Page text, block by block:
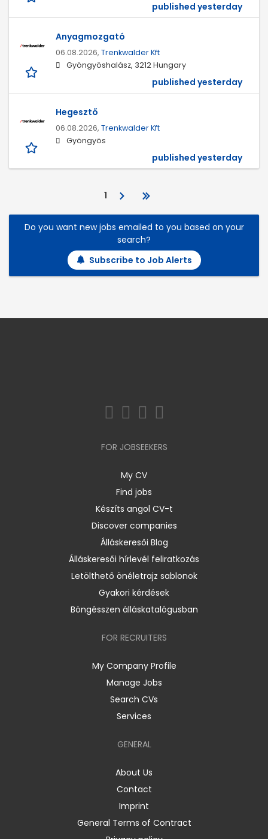
published yesterday
Anyagmozgató
06.08.2026, Trenkwalder Kft
Gyöngyöshalász, 3212 Hungary
published yesterday
Hegesztő
06.08.2026, Trenkwalder Kft
Gyöngyös
published yesterday
1
Do you want new jobs emailed to you based on your
search?
Subscribe to Job Alerts
FOR JOBSEEKERS
My CV
Find jobs
Készíts angol CV-t
Discover companies
Álláskeresői Blog
Álláskeresői hírlevél feliratkozás
Letölthető önéletrajz sablonok
Gyakori kérdések
Böngésszen álláskatalógusban
FOR RECRUITERS
My Company Profile
Manage Jobs
Search CVs
Services
GENERAL
About Us
Contact
Imprint
General Terms of Contract